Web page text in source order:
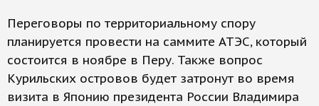
Переговоры по территориальному спору
планируется провести на саммите АТЭС, который
состоится в ноябре в Перу. Также вопрос
Курильских островов будет затронут во время
визита в Японию президента России Владимира